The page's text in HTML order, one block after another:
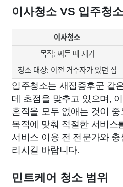
이사청소 VS 입주청
이사청소
목적: 찌든 때 제거
청소 대상: 이전 거주자가 있던 집
입주청소는 새집증후군 같
데 초점을 맞추고 있으며,
흔적을 모두 없애는 것이
목적에 맞춰 적절한 서비스
서비스 이용 전 전문가와
리시길 바랍니다.
민트케어 청소 범위